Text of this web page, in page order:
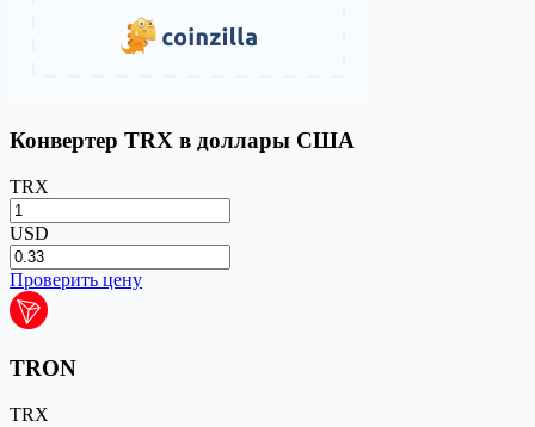
Конвертер TRX в доллары США
TRX
USD
Проверить цену
TRON
TRX